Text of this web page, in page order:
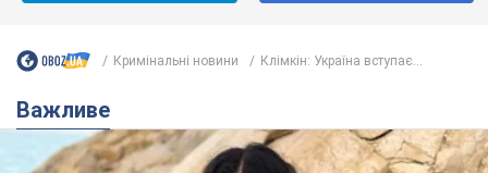
Кримінальні новини Клімкін: Україна вступає...
Важливе